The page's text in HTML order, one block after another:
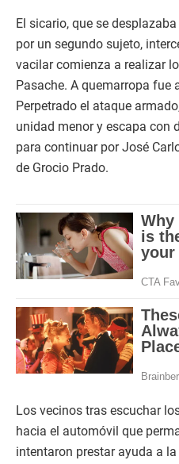
El sicario, que se
por un segundo sujeto,
vacilar comienza a realizar
Pasache. A quemarropa fue
Perpetrado el ataque
unidad menor y escapa con
para continuar por José
de Grocio Prado.
Los vecinos tras escuchar
hacia el automóvil que
intentaron prestar ayuda a